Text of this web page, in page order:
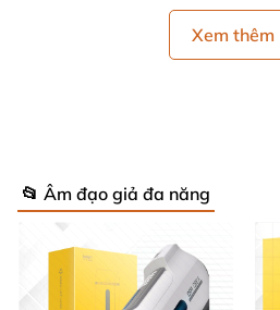
Xem thêm
📂 Âm đạo giả đa năng